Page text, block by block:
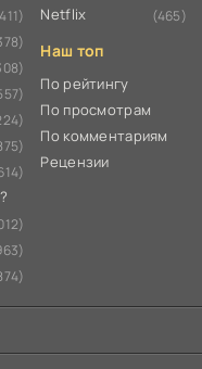
Netflix (465)
Наш топ
По рейтингу
По просмотрам
По комментариям
Рецензии